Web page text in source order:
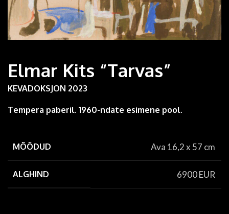
Elmar Kits “Tarvas”
KEVADOKSJON 2023
Tempera paberil. 1960-ndate esimene pool.
MÕÕDUD Ava 16,2 x 57 cm
ALGHIND 6900 EUR